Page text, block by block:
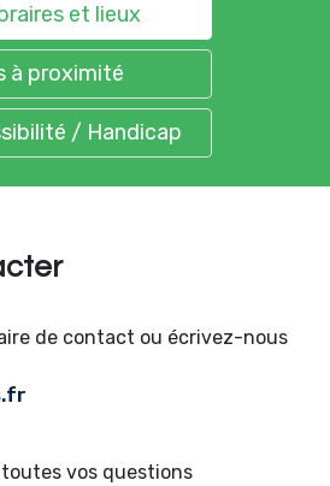
et lieux
à proximité
/ Handicap
de contact ou écrivez-nous
vos questions